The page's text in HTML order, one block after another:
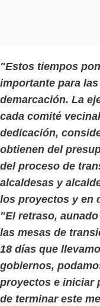
"Estos tiempos
importante para
demarcación. La
cada comité
dedicación,
obtienen del
del proceso de
alcaldesas y
los proyectos y en
"El retraso,
las mesas de
18 días que
gobiernos,
proyectos e iniciar
de terminar este